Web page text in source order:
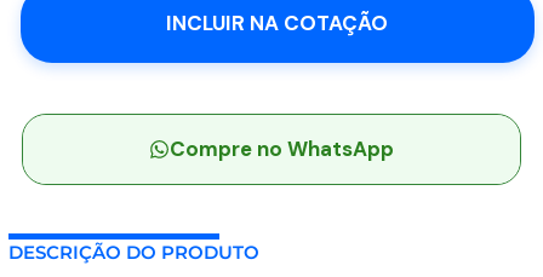
LED
150W
100-
431VCC
57-
-
INCLUIR NA COTAÇÃO
Compre no WhatsApp
DESCRIÇÃO DO PRODUTO